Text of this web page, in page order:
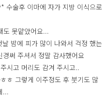
수술후 이마에 자가 지방 이식으로
도 못맡았어요...
밤에 피가 많이 나와서 걱정 했는
써 주셔서 정말 감사했어요
시고 머리도 감겨 주시고..
ㅎ 그렇게 이주정도 후 붓기도 많
...